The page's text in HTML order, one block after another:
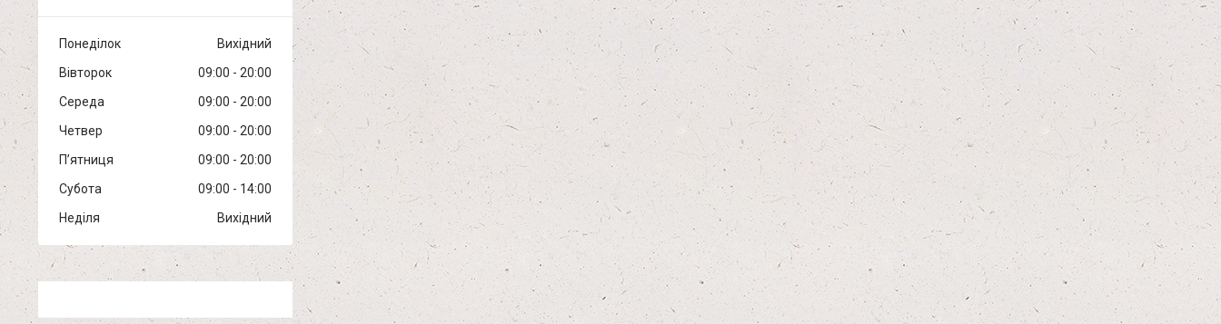
Понеділок
Вихідний
Вівторок
09:00
20:00
Середа
09:00
20:00
Четвер
09:00
20:00
Пʼятниця
09:00
20:00
Субота
09:00
14:00
Неділя
Вихідний